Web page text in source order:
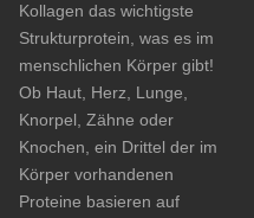
Kollagen das wichtigste
Strukturprotein, was es im
menschlichen Körper gibt!
Ob Haut, Herz, Lunge,
Knorpel, Zähne oder
Knochen, ein Drittel der im
Körper vorhandenen
Proteine basieren auf